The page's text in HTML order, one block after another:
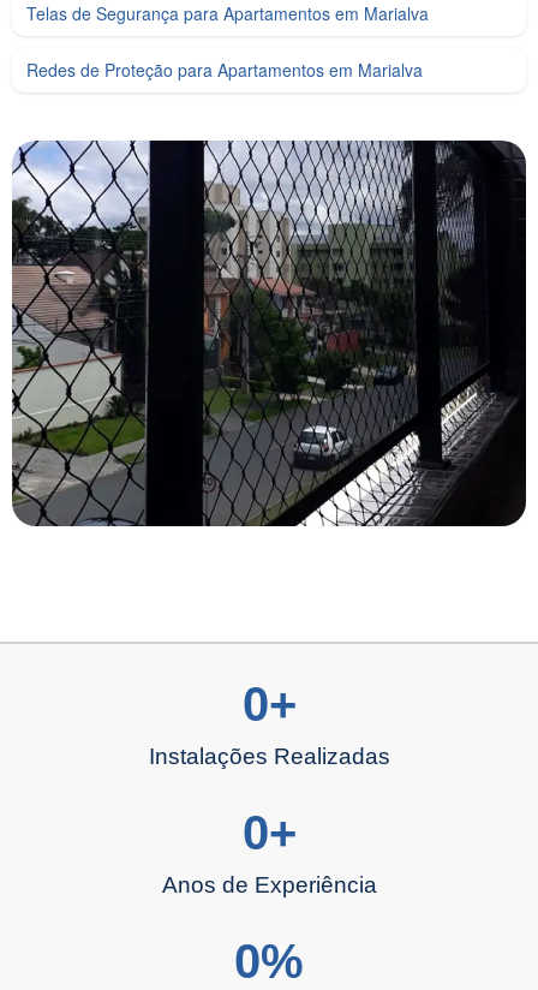
Telas de Segurança para Apartamentos em Marialva
Redes de Proteção para Apartamentos em Marialva
Instalações Realizadas
0+
Anos de Experiência
0+
0%